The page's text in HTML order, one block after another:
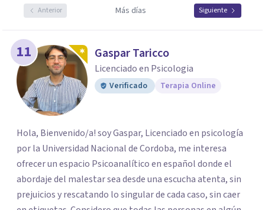
Anterior Más días Siguiente
11 Gaspar Taricco
Licenciado en Psicologia
Verificado Terapia Online
Hola, Bienvenido/a! soy Gaspar, Licenciado en psicología
por la Universidad Nacional de Cordoba, me interesa
ofrecer un espacio Psicoanalítico en español donde el
abordaje del malestar sea desde una escucha atenta, sin
prejuicios y rescatando lo singular de cada caso, sin caer